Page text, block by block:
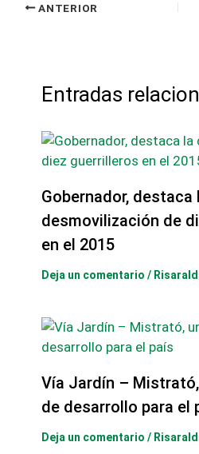
ANTERIOR
Entradas
Gobernador, destaca
desmovilización de
en el 2015
Deja un comentario /
Vía Jardín –
de desarrollo para el
Deja un comentario /